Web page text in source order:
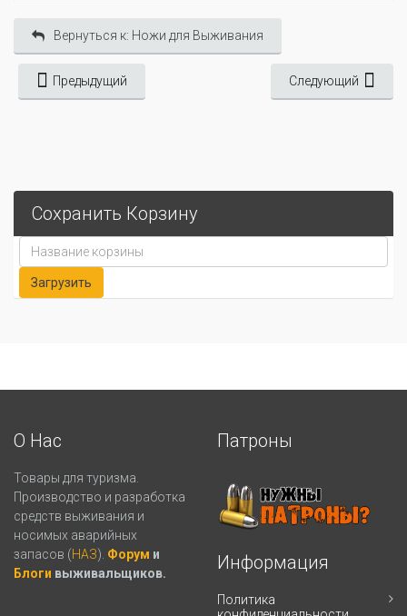
Вернуться к: Ножи для Выживания
Предыдущий Следующий
Сохранить Корзину
О Нас
Товары для туризма.
Производство и разработка
средств выживания и
носимых аварийных
запасов (НАЗ). Форум и
Блоги выживальщиков.
Патроны
Информация
Политика